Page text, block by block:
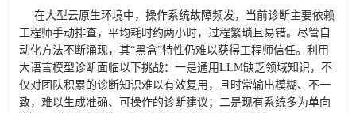
在大型云原生环境中，操作系统故障频发，当前诊断主要依赖
工程师手动排查，平均耗时约两小时，过程繁琐且易错。尽管自
动化方法不断涌现，其“黑盒”特性仍难以获得工程师信任。利用
大语言模型诊断面临以下挑战：一是通用LLM缺乏领域知识， 不
仅对团队积累的诊断知识难以有效复用 ，且时常输出模糊、不一
致，难以生成准确、可操作的诊断建议； 二是现有系统多为单向